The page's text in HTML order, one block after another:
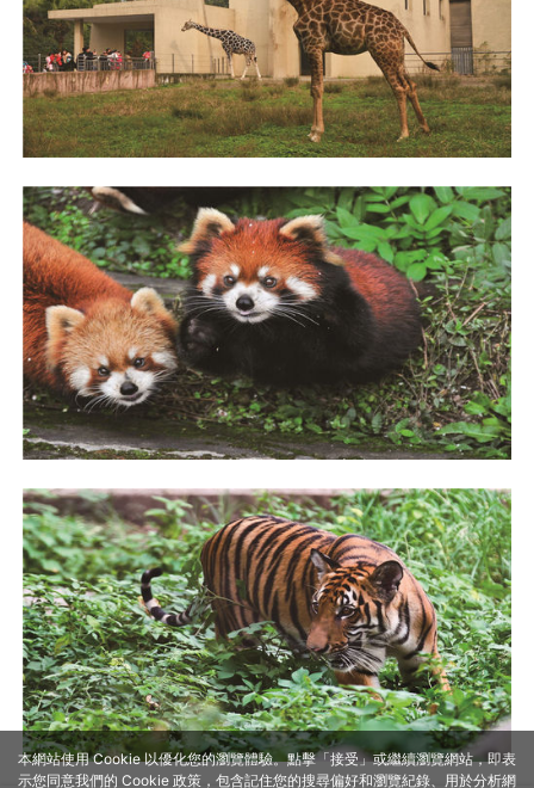
本網站使用 Cookie 以優化您的瀏覽體驗。點擊「接受」或繼續瀏覽網站，即表
示您同意我們的 Cookie 政策，包含記住您的搜尋偏好和瀏覽紀錄、用於分析網